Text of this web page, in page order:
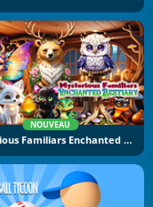
NOUVEAU
Mysterious Familiars Enchanted Bestiary